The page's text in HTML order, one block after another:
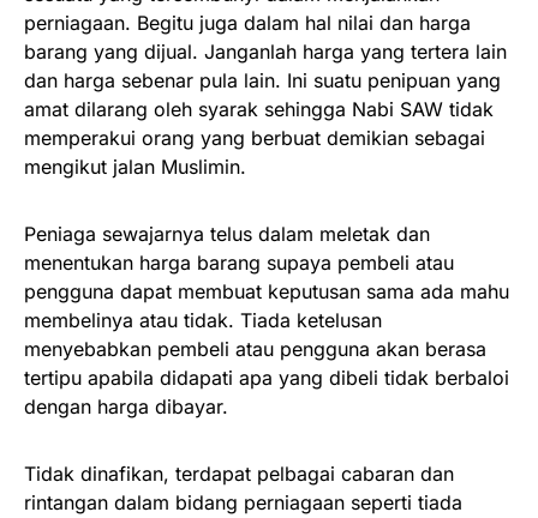
perniagaan. Begitu juga dalam hal nilai dan harga
barang yang dijual. Janganlah harga yang tertera lain
dan harga sebenar pula lain. Ini suatu penipuan yang
amat dilarang oleh syarak sehingga Nabi SAW tidak
memperakui orang yang berbuat demikian sebagai
mengikut jalan Muslimin.
Peniaga sewajarnya telus dalam meletak dan
menentukan harga barang supaya pembeli atau
pengguna dapat membuat keputusan sama ada mahu
membelinya atau tidak. Tiada ketelusan
menyebabkan pembeli atau pengguna akan berasa
tertipu apabila didapati apa yang dibeli tidak berbaloi
dengan harga dibayar.
Tidak dinafikan, terdapat pelbagai cabaran dan
rintangan dalam bidang perniagaan seperti tiada